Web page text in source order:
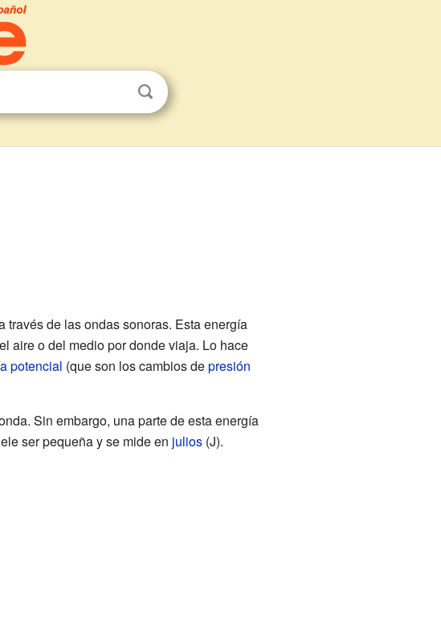
través de las ondas sonoras. Esta energía
aire o del medio por donde viaja. Lo hace
potencial (que son los cambios depresión
Sin embargo, una parte de esta energía
ser pequeña y se mide en julios(J).